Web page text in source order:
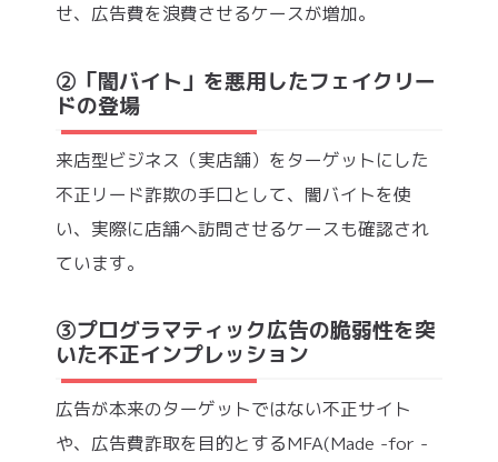
せ、広告費を浪費させるケースが増加。
②「闇バイト」を悪用したフェイクリー
ドの登場
来店型ビジネス（実店舗）をターゲットにした
不正リード詐欺の手口として、闇バイトを使
い、実際に店舗へ訪問させるケースも確認され
ています。
③プログラマティック広告の脆弱性を突
いた不正インプレッション
広告が本来のターゲットではない不正サイト
や、広告費詐取を目的とするMFA(Made -for -